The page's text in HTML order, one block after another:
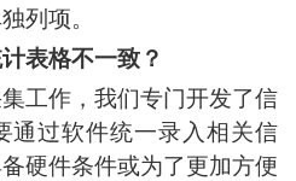
列项。
表格不一致？
工作，我们专门开发了信
通过软件统一录入相关信
硬件条件或为了更加方便